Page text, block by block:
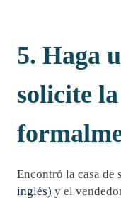
5. Haga
solicite
Encontró la casa de
inglés) y el